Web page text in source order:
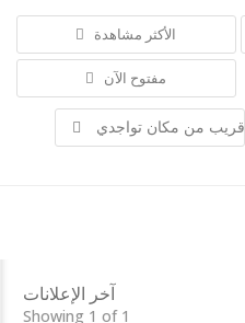
الأكثر مشاهدة
مفتوح الآن
قريب من مكان تواجدي
آخر الإعلانات
Showing 1 of 1
L'association